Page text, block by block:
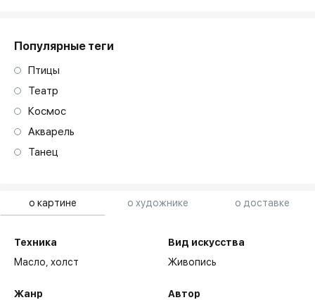
о картине о художнике о доставке
Техника
Масло,холст
Жанр
Вид искусства
Живопись
Автор
Популярные теги
Птицы
Театр
Космос
Акварель
Танец